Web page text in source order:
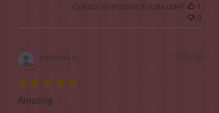
Questa recensione è stata utile?
1
0
Vanessa A.
Amazing
13/03/23